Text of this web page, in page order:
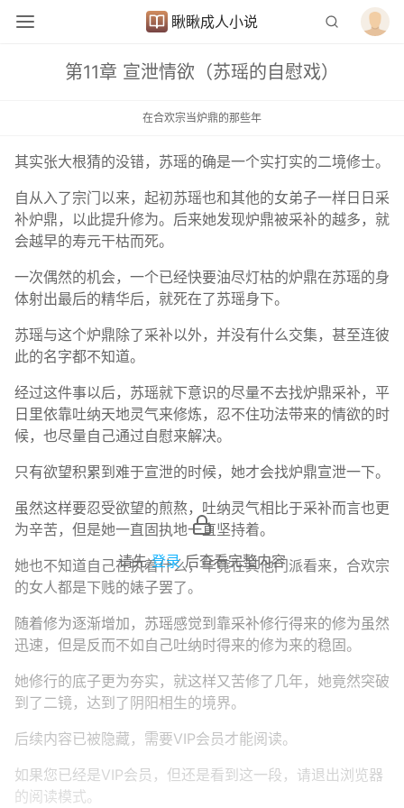
瞅瞅成人小说
第11章 宣泄情欲（苏瑶的自慰戏）
在合欢宗当炉鼎的那些年
其实张大根猜的没错，苏瑶的确是一个实打实的二境修士。
自从入了宗门以来，起初苏瑶也和其他的女弟子一样日日采
补炉鼎，以此提升修为。后来她发现炉鼎被采补的越多，就
会越早的寿元干枯而死。
一次偶然的机会，一个已经快要油尽灯枯的炉鼎在苏瑶的身
体射出最后的精华后，就死在了苏瑶身下。
苏瑶与这个炉鼎除了采补以外，并没有什么交集，甚至连彼
此的名字都不知道。
经过这件事以后，苏瑶就下意识的尽量不去找炉鼎采补，平
日里依靠吐纳天地灵气来修炼，忍不住功法带来的情欲的时
候，也尽量自己通过自慰来解决。
只有欲望积累到难于宣泄的时候，她才会找炉鼎宣泄一下。
虽然这样要忍受欲望的煎熬，吐纳灵气相比于采补而言也更
为辛苦，但是她一直固执地一直坚持着。
她也不知道自己在执着什么，毕竟在其他门派看来，合欢宗
的女人都是下贱的婊子罢了。
随着修为逐渐增加，苏瑶感觉到靠采补修行得来的修为虽然
迅速，但是反而不如自己吐纳时得来的修为来的稳固。
她修行的底子更为夯实，就这样又苦修了几年，她竟然突破
到了二镜，达到了阴阳相生的境界。
后续内容已被隐藏，需要VIP会员才能阅读。
如果您已经是VIP会员，但还是看到这一段，请退出浏览器
的阅读模式。
请先登录后查看完整内容